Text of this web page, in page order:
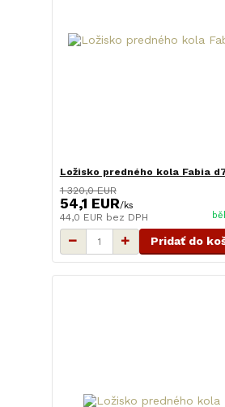
Ložisko predného kola Fabia
1 320,0 EUR
54,1 EUR/ks
44,0 EUR bez DPH
Pridať do